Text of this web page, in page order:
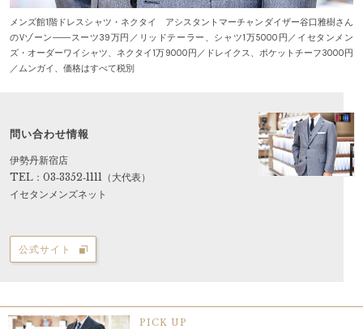
メンズ館1階ドレスシャツ・ネクタイ アシスタントマーチャンダイザー谷口雅樹さん
のVゾーン――スーツ39万円／リッドテーラー、シャツ1万5000円／イセタンメン
ズ・オーダーワイシャツ、ネクタイ1万9000円／ドレイクス、ポケットチーフ3000円
／ムンガイ、価格はすべて税別
問い合わせ情報
伊勢丹新宿店
TEL：03‐3352‐1111（大代表）
イセタンメンズネット
公式サイト
PICK UP